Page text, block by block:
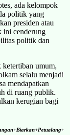
ada kelompok
politik yang
presiden atau
ini cenderung
politik dan
ketertiban umum,
selalu menjadi
mendapatkan
di ruang publik.
kerugian bagi